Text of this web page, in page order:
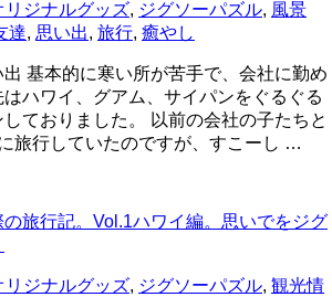
リジナルグッズ, ジグソーパズル, 風景
達, 思い出, 旅行, 癒やし
基本的に寒い所が苦手で、会社に勤め
ハワイ、グアム、サイパンをぐるぐる
しておりました。 以前の会社の子たちと
旅行していたのですが、すこーし …
旅行記。Vol.1ハワイ編。思いでをジグ
リジナルグッズ, ジグソーパズル, 観光情